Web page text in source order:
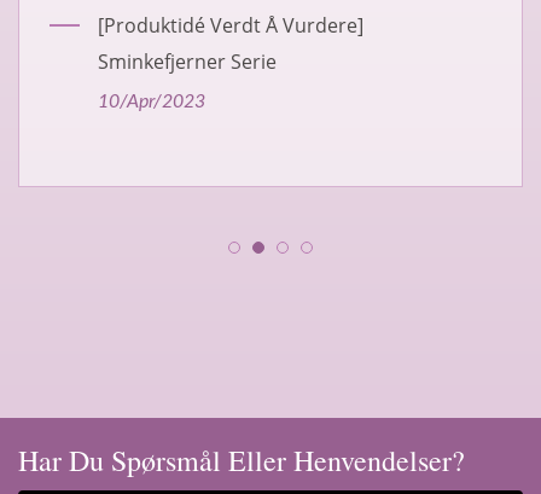
[Produktidé Verdt Å
Har Du Spørsmål Eller Henvendelser?